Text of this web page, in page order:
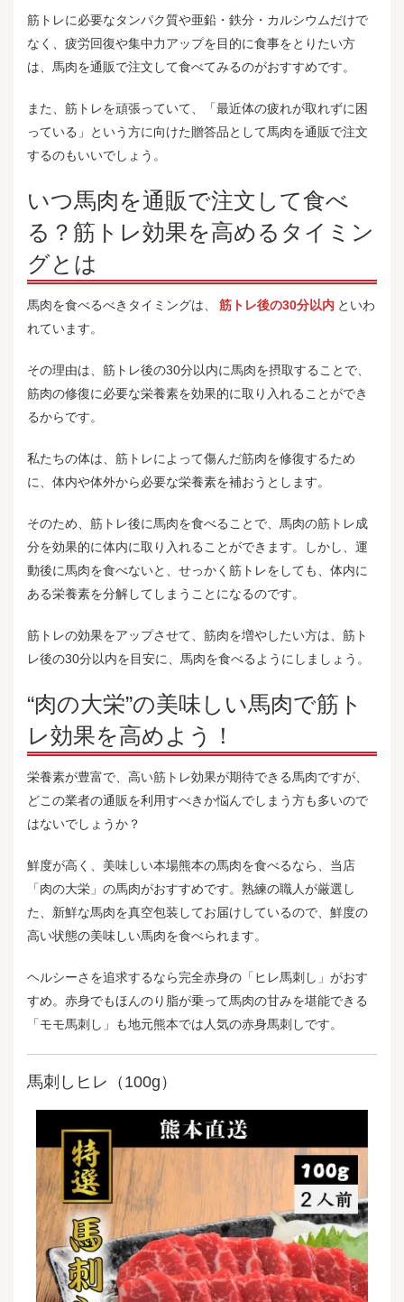
筋トレに必要なタンパク質や亜鉛・鉄分・カルシウムだけで
なく、疲労回復や集中力アップを目的に食事をとりたい方
は、馬肉を通販で注文して食べてみるのがおすすめです。
また、筋トレを頑張っていて、「最近体の疲れが取れずに困
っている」という方に向けた贈答品として馬肉を通販で注文
するのもいいでしょう。
いつ馬肉を通販で注文して食べ
る？筋トレ効果を高めるタイミン
グとは
馬肉を食べるべきタイミングは、 筋トレ後の30分以内 といわ
れています。
その理由は、筋トレ後の30分以内に馬肉を摂取することで、
筋肉の修復に必要な栄養素を効果的に取り入れることができ
るからです。
私たちの体は、筋トレによって傷んだ筋肉を修復するため
に、体内や体外から必要な栄養素を補おうとします。
そのため、筋トレ後に馬肉を食べることで、馬肉の筋トレ成
分を効果的に体内に取り入れることができます。しかし、運
動後に馬肉を食べないと、せっかく筋トレをしても、体内に
ある栄養素を分解してしまうことになるのです。
筋トレの効果をアップさせて、筋肉を増やしたい方は、筋ト
レ後の30分以内を目安に、馬肉を食べるようにしましょう。
“肉の大栄”の美味しい馬肉で筋ト
レ効果を高めよう！
栄養素が豊富で、高い筋トレ効果が期待できる馬肉ですが、
どこの業者の通販を利用すべきか悩んでしまう方も多いので
はないでしょうか？
鮮度が高く、美味しい本場熊本の馬肉を食べるなら、当店
「肉の大栄」の馬肉がおすすめです。熟練の職人が厳選し
た、新鮮な馬肉を真空包装してお届けしているので、鮮度の
高い状態の美味しい馬肉を食べられます。
ヘルシーさを追求するなら完全赤身の「ヒレ馬刺し」がおす
すめ。赤身でもほんのり脂が乗って馬肉の甘みを堪能できる
「モモ馬刺し」も地元熊本では人気の赤身馬刺しです。
馬刺しヒレ（100g）